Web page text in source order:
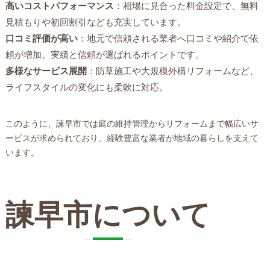
高いコストパフォーマンス ：相場に見合った料金設定で、無料
見積もりや初回割引なども充実しています。
口コミ評価が高い：地元で信頼される業者へ口コミや紹介で依
頼が増加。実績と信頼が選ばれるポイントです。
多様なサービス展開 ：防草施工や大規模外構リフォームなど、
ライフスタイルの変化にも柔軟に対応。
このように、諫早市では庭の維持管理からリフォームまで幅広いサ
ービスが求められており、経験豊富な業者が地域の暮らしを支えて
います。
諫早市について